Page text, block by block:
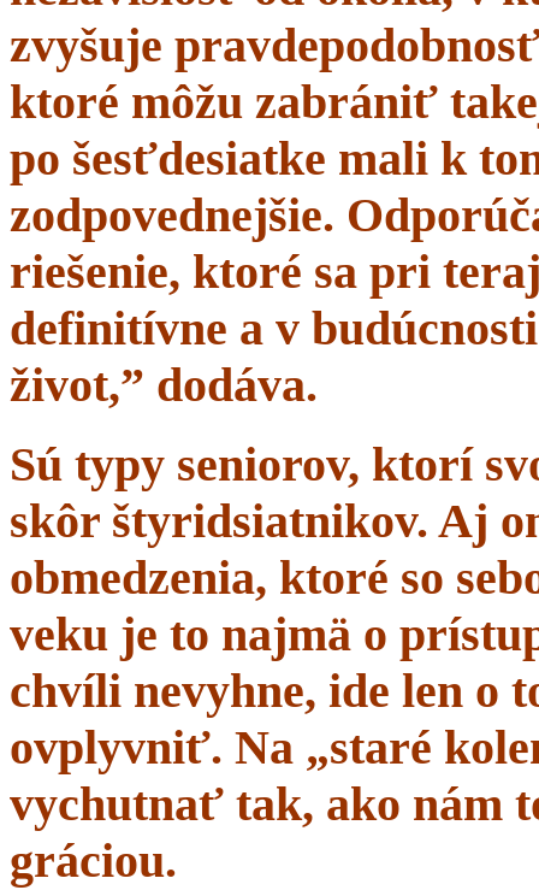
zvyšuje
ktoré môžu zabrániť
po šesťdesiatke mali k
zodpovednejšie.
riešenie, ktoré sa pri
definitívne a v
život,” dodáva.
Sú typy seniorov, ktorí
skôr štyridsiatnikov. Aj
obmedzenia, ktoré so
veku je to najmä o
chvíli nevyhne, ide len o
ovplyvniť. Na „staré
vychutnať tak, ako nám
gráciou.